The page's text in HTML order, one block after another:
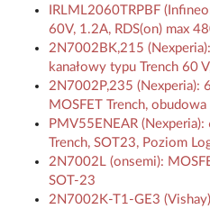
IRLML2060TRPBF
60V, 1.2A, RDS(on) max
2N7002BK,215
kanałowy typu Trench 60
2N7002P,235 (Nexperia):
MOSFET Trench, obudowa
PMV55ENEAR
Trench, SOT23, Poziom
2N7002L (onsemi):
SOT-23
2N7002K-T1-GE3